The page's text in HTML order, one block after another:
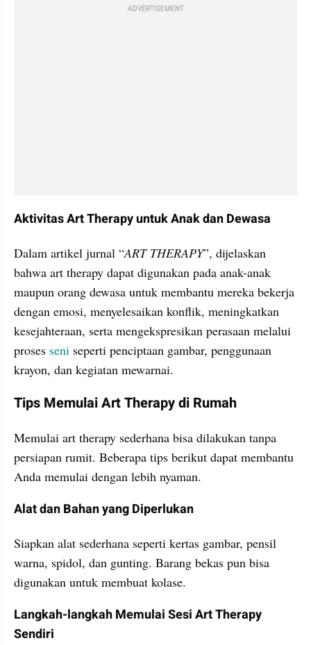
ADVERTISEMENT
Aktivitas Art Therapy untuk Anak dan Dewasa
Dalam artikel jurnal “ART THERAPY”, dijelaskan
bahwa art therapy dapat digunakan pada anak-anak
maupun orang dewasa untuk membantu mereka bekerja
dengan emosi, menyelesaikan konflik, meningkatkan
kesejahteraan, serta mengekspresikan perasaan melalui
proses seni seperti penciptaan gambar, penggunaan
krayon, dan kegiatan mewarnai.
Tips Memulai Art Therapy di Rumah
Memulai art therapy sederhana bisa dilakukan tanpa
persiapan rumit. Beberapa tips berikut dapat membantu
Anda memulai dengan lebih nyaman.
Alat dan Bahan yang Diperlukan
Siapkan alat sederhana seperti kertas gambar, pensil
warna, spidol, dan gunting. Barang bekas pun bisa
digunakan untuk membuat kolase.
Langkah-langkah Memulai Sesi Art Therapy
Sendiri